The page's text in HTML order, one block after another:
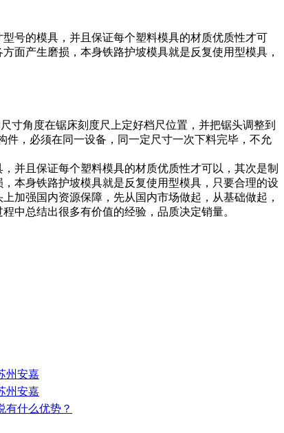
号的模具，并且保证每个塑料模具的材质优质性才可
面产生磨损，本身铁路护坡模具就是反复使用型模具，
寸角度在锯床刻度尺上定好档尺位置，并把锯头调整到
件，必须在同一设备，同一定尺寸一次下料完毕，不允
并且保证每个塑料模具的材质优质性才可以，其次是制
本身铁路护坡模具就是反复使用型模具，只要合理的设
加强国内资源保障，先从国内市场做起，从基础做起，
中总结出很多有价值的经验，品质决定销量。
州安嘉
州安嘉
有什么优势？